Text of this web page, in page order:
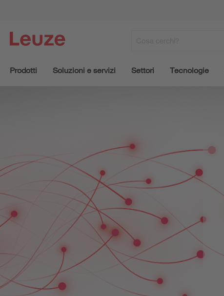
Prodotti Soluzioni e servizi Settori Tecnologie